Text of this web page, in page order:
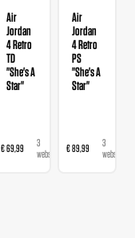
Air
Jordan
4 Retro
TD
"She's A
Star"
€ 69,99
3
webshops
Air
Jordan
4 Retro
PS
"She's A
Star"
€ 89,99
3
webshops